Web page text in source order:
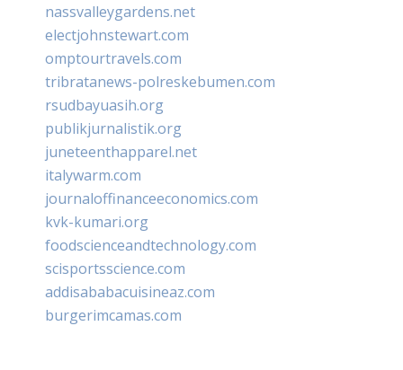
nassvalleygardens.net
electjohnstewart.com
omptourtravels.com
tribratanews-polreskebumen.com
rsudbayuasih.org
publikjurnalistik.org
juneteenthapparel.net
italywarm.com
journaloffinanceeconomics.com
kvk-kumari.org
foodscienceandtechnology.com
scisportsscience.com
addisababacuisineaz.com
burgerimcamas.com